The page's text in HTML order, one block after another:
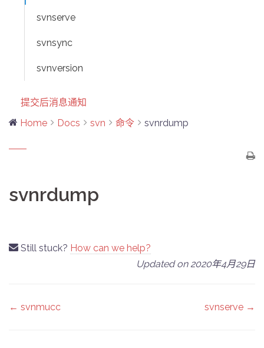
svnserve
svnsync
svnversion
提交后消息通知
Home
Docs svn 命令 svnrdump
svnrdump
Still stuck? How can we help?
Updated on 2020年4月29日
Doc
← svnmucc svnserve →